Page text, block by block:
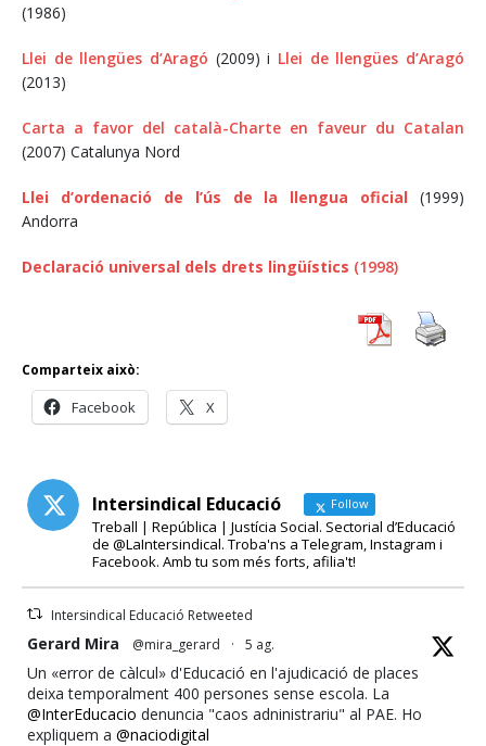
(1986)
Llei de llengües d’Aragó (2009) i Llei de llengües d’Aragó
(2013)
Carta a favor del català-Charte en faveur du Catalan
(2007) Catalunya Nord
Llei d’ordenació de l’ús de la llengua oficial (1999)
Andorra
Declaració universal dels drets lingüístics (1998)
Comparteix això:
Facebook X
Intersindical Educació Follow
Treball | República | Justícia Social. Sectorial d’Educació
de @LaIntersindical. Troba'ns a Telegram, Instagram i
Facebook. Amb tu som més forts, afilia't!
Intersindical Educació Retweeted
Gerard Mira @mira_gerard · 5 ag.
Un «error de càlcul» d'Educació en l'ajudicació de places
deixa temporalment 400 persones sense escola. La
@InterEducacio denuncia "caos adninistrariu" al PAE. Ho
expliquem a @naciodigital